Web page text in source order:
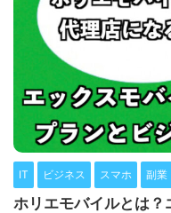
IT ビジネス スマホ 副業
ホリエモバイルとは？